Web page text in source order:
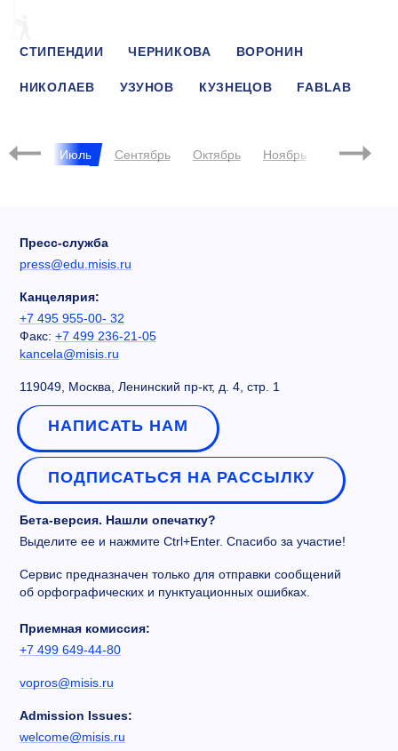
СТИПЕНДИИ ЧЕРНИКОВА ВОРОНИН
НИКОЛАЕВ УЗУНОВ КУЗНЕЦОВ FABLAB
Июнь Июль Сентябрь Октябрь Ноябрь Декабрь
Пресс-служба
press@edu.misis.ru
Канцелярия:
+7 495 955-00- 32
Факс: +7 499 236-21-05
kancela@misis.ru
119049, Москва, Ленинский пр-кт, д. 4, стр. 1
НАПИСАТЬ НАМ
ПОДПИСАТЬСЯ НА РАССЫЛКУ
Бета-версия. Нашли опечатку?
Выделите ее и нажмите Ctrl+Enter. Спасибо за участие!
Сервис предназначен только для отправки сообщений
об орфографических и пунктуационных ошибках.
Приемная комиссия:
+7 499 649-44-80
vopros@misis.ru
Admission Issues:
welcome@misis.ru